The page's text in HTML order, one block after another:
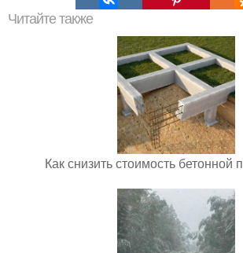
Читайте также
Как снизить стоимость бетонной